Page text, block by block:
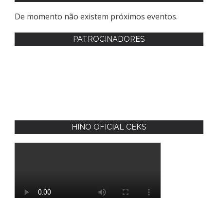
De momento não existem próximos eventos.
PATROCINADORES
HINO OFICIAL CEKS